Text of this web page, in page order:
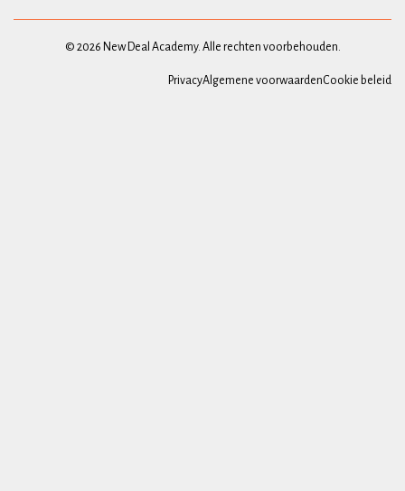
© 2026 New Deal Academy. Alle rechten voorbehouden.
PrivacyAlgemene voorwaardenCookie beleid